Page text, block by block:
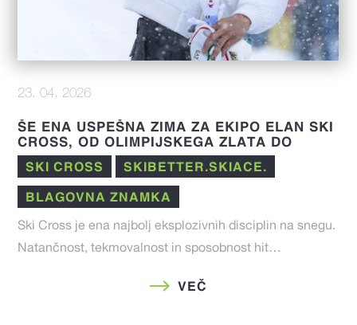
23. 04. 2026
ŠE ENA USPEŠNA ZIMA ZA EKIPO ELAN SKI
CROSS, OD OLIMPIJSKEGA ZLATA DO
IZJEMNIH REZULTATOV V FIS SEZONI 25/26
SKI CROSS SKIBETTER.SKIACE.
BLAGOVNA ZNAMKA
Ski Cross je ena najbolj eksplozivnih disciplin na snegu.
Natančnost, tekmovalnost in sposobnost hit…
VEČ